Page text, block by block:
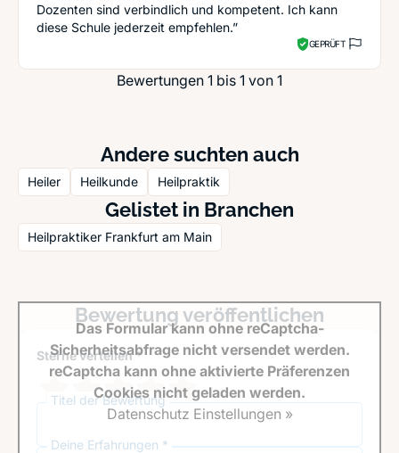
Dozenten sind verbindlich und kompetent. Ich kann
diese Schule jederzeit empfehlen.”
GEPRÜFT
Bewertungen 1 bis 1 von 1
Andere suchten auch
Heiler Heilkunde Heilpraktik
Gelistet in Branchen
Heilpraktiker Frankfurt am Main
Bewertung veröffentlichen
Sterne verteilen *
Titel der Bewertung
Deine Erfahrungen *
Das Formular kann ohne reCaptcha-
Sicherheitsabfrage nicht versendet werden.
reCaptcha kann ohne aktivierte Präferenzen
Cookies nicht geladen werden.
Datenschutz Einstellungen »